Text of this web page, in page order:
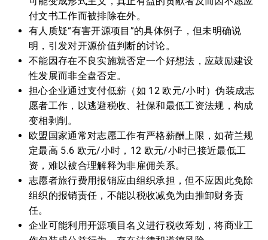
付文书工作而被排除在外。
有人质疑“有害开源项目”的具体例子，但未明确说
明，引发对开源价值判断的讨论。
不能因存在不良实施就否定一个好想法，应鼓励建设
性发展而非全盘否定。
担心企业通过支付低薪（如 12 欧元/小时）伪装成志
愿者工作，以逃避税收、社保和最低工资法规，构成
变相剥削。
欧盟国家通常对志愿工作有严格薪酬上限，如荷兰规
定最高 5.6 欧元/小时，12 欧元/小时已接近最低工
资，难以被合理解释为非雇佣关系。
志愿者旅行费用报销应由组织承担，但不应因此免除
组织的报销责任，不能以税收减免为由推卸财务责
任。
企业可能利用开源项目名义进行税收筹划，将商业工